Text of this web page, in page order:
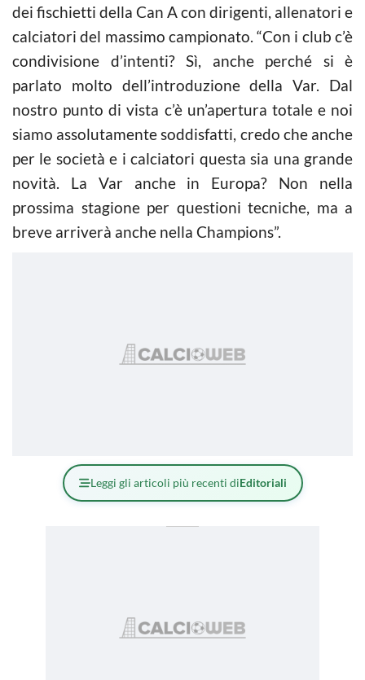
dei fischietti della Can A con dirigenti, allenatori e
calciatori del massimo campionato. “Con i club c’è
condivisione d’intenti? Sì, anche perché si è
parlato molto dell’introduzione della Var. Dal
nostro punto di vista c’è un’apertura totale e noi
siamo assolutamente soddisfatti, credo che anche
per le società e i calciatori questa sia una grande
novità. La Var anche in Europa? Non nella
prossima stagione per questioni tecniche, ma a
breve arriverà anche nella Champions”.
Leggi gli articoli più recenti diEditoriali